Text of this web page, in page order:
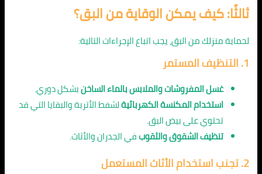
ثالثًا: كيف يمكن الوقاية من البق؟
لحماية منزلك من البق، يجب اتباع الإجراءات التالية:
1. التنظيف المستمر
غسل المفروشات والملابس بالماء الساخنبشكل دوري.
استخدام المكنسة الكهربائيةلشفط الأتربة والبقايا التي قد
تحتوي على بيض البق.
تنظيف الشقوق والثقوبفي الجدران والأثاث.
2. تجنب استخدام الأثاث المستعمل